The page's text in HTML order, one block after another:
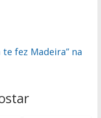
fez Madeira” na